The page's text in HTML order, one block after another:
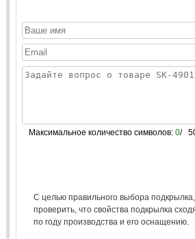
Максимальное количество символов: 0/
С целью правильного выбора
проверить, что свойства подкрылка
по году производства и его оснащению.